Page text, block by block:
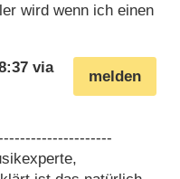
wird wenn ich einen
melden
via